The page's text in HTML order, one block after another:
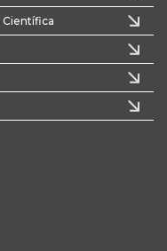
Científica